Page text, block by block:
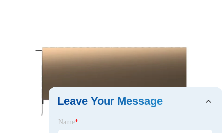
Leave Your Message
Name*